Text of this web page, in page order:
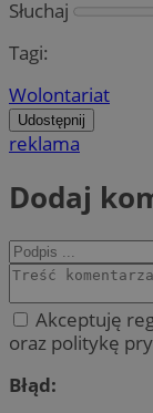
Słuchaj
Tagi:
Wolontariat
Udostępnij
reklama
Dodaj
Akceptuję
oraz politykę
Błąd: